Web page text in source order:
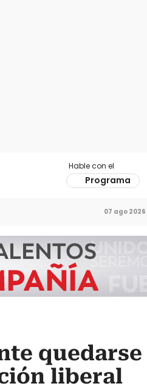
Hable con el
Programa
07 ago 2026
quedarse
liberal